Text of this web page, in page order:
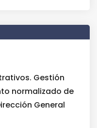
Gestión
normalizado de
General